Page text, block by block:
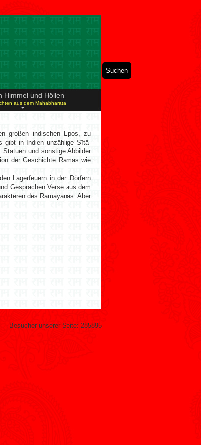
Himmel und Höllen
aus dem Mahabharata
großen indischen Epos, zu
gibt in Indien unzählige Sītā-
und sonstige Abbilder
der Geschichte Rāmas wie
Lagerfeuern in den Dörfern
Gesprächen Verse aus dem
des Rāmāyaṇas. Aber
Besucher unserer Seite: 285895
Suchen